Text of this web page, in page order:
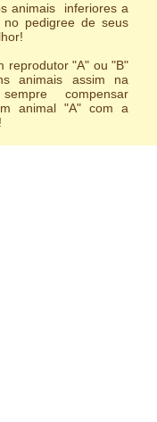
inferiores a
no pedigree de seus
"A" ou "B"
animais assim na
compensar
animal "A" com a